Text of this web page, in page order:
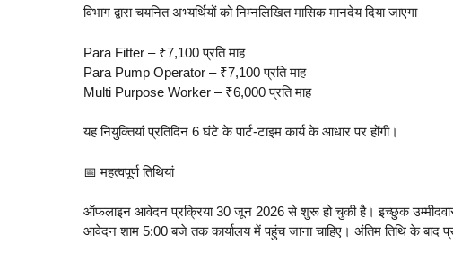
विभाग द्वारा चयनित अभ्यर्थियों को निम्नलिखित मासिक मानदेय दिया जाएगा—
Para Fitter – ₹7,100 प्रति माह
Para Pump Operator – ₹7,100 प्रति माह
Multi Purpose Worker – ₹6,000 प्रति माह
यह नियुक्तियां प्रतिदिन 6 घंटे के पार्ट-टाइम कार्य के आधार पर होंगी।
📅 महत्वपूर्ण तिथियां
ऑफलाइन आवेदन प्रक्रिया 30 जून 2026 से शुरू हो चुकी है। इच्छुक
आवेदन शाम 5:00 बजे तक कार्यालय में पहुंच जाना चाहिए। अंतिम तिथि के बाद